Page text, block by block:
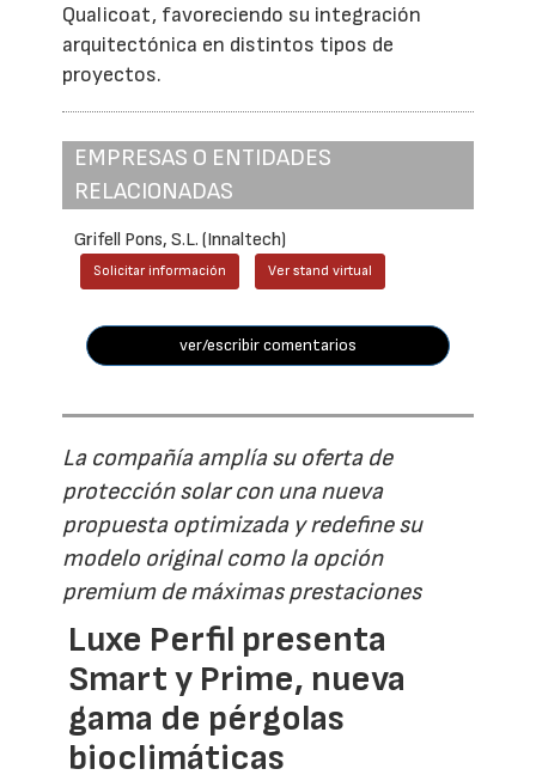
Qualicoat, favoreciendo su integración
arquitectónica en distintos tipos de
proyectos.
EMPRESAS O ENTIDADES
RELACIONADAS
Grifell Pons, S.L. (Innaltech)
Solicitar información Ver stand virtual
ver/escribir comentarios
La compañía amplía su oferta de
protección solar con una nueva
propuesta optimizada y redefine su
modelo original como la opción
premium de máximas prestaciones
Luxe Perfil presenta
Smart y Prime, nueva
gama de pérgolas
bioclimáticas